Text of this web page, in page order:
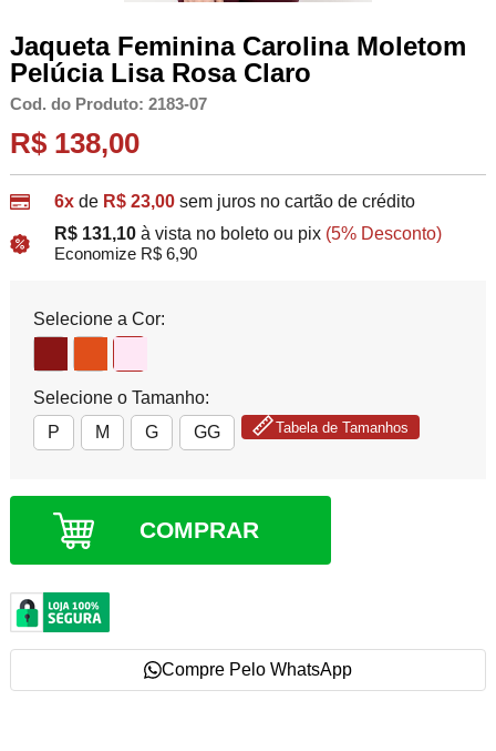
Jaqueta Feminina Carolina Moletom
Pelúcia Lisa Rosa Claro
Cod. do Produto: 2183-07
R$ 138,00
6xde R$ 23,00 sem juros no cartão de crédito
R$ 131,10 à vista no boleto ou pix (5% Desconto)
Economize R$ 6,90
Selecione a Cor:
Selecione o Tamanho:
P
M G GG Tabela de Tamanhos
COMPRAR
Compre Pelo WhatsApp